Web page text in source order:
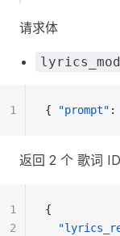
请求体
{ "prompt" :
1
返回 2 个 歌词 ID
{
1
2